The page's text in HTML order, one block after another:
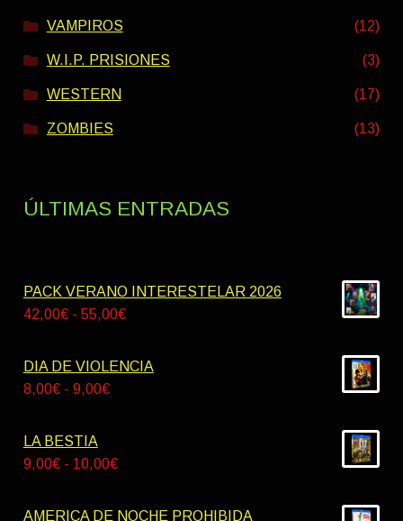
VAMPIROS (12)
W.I.P. PRISIONES (3)
WESTERN (17)
ZOMBIES (13)
ÚLTIMAS ENTRADAS
PACK VERANO INTERESTELAR 2026
42,00€ - 55,00€Rango
precios:
DIA DE VIOLENCIA
8,00€ - 9,00€Rango
desde
LA BESTIA
9,00€ - 10,00€Rango
precios:
AMERICA DE NOCHE PROHIBIDA